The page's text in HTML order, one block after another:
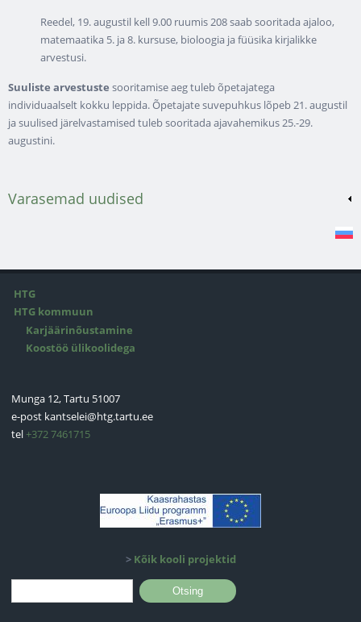
Reedel, 19. augustil kell 9.00 ruumis 208 saab sooritada ajaloo,
matemaatika 5. ja 8. kursuse, bioloogia ja füüsika kirjalikke
arvestusi.
Suuliste arvestuste sooritamise aeg tuleb õpetajatega
individuaalselt kokku leppida. Õpetajate suvepuhkus lõpeb 21. augustil
ja suulised järelvastamised tuleb sooritada ajavahemikus 25.-29.
augustini.
Varasemad uudised
HTG
HTG kommuun
Karjäärinõustamine
Koostöö ülikoolidega
Munga 12, Tartu 51007
e-post kantselei@htg.tartu.ee
tel+372 7461715
> Kõik kooli projektid
Otsinguvorm
Otsing